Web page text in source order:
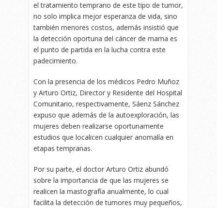
el tratamiento temprano de este tipo de tumor,
no solo implica mejor esperanza de vida, sino
también menores costos, además insistió que
la detección oportuna del cáncer de mama es
el punto de partida en la lucha contra este
padecimiento.
Con la presencia de los médicos Pedro Muñoz
y Arturo Ortiz, Director y Residente del Hospital
Comunitario, respectivamente, Sáenz Sánchez
expuso que además de la autoexploración, las
mujeres deben realizarse oportunamente
estudios que localicen cualquier anomalía en
etapas tempranas.
Por su parte, el doctor Arturo Ortiz abundó
sobre la importancia de que las mujeres se
realicen la mastografía anualmente, lo cual
facilita la detección de tumores muy pequeños,